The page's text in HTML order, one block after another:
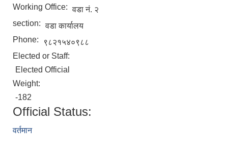
Working Office: वडा नं. २
section: वडा कार्यालय
Phone:
९८२१५४०९८८
Elected or Staff:
Elected Official
Weight:
-182
Official Status:
वर्तमान